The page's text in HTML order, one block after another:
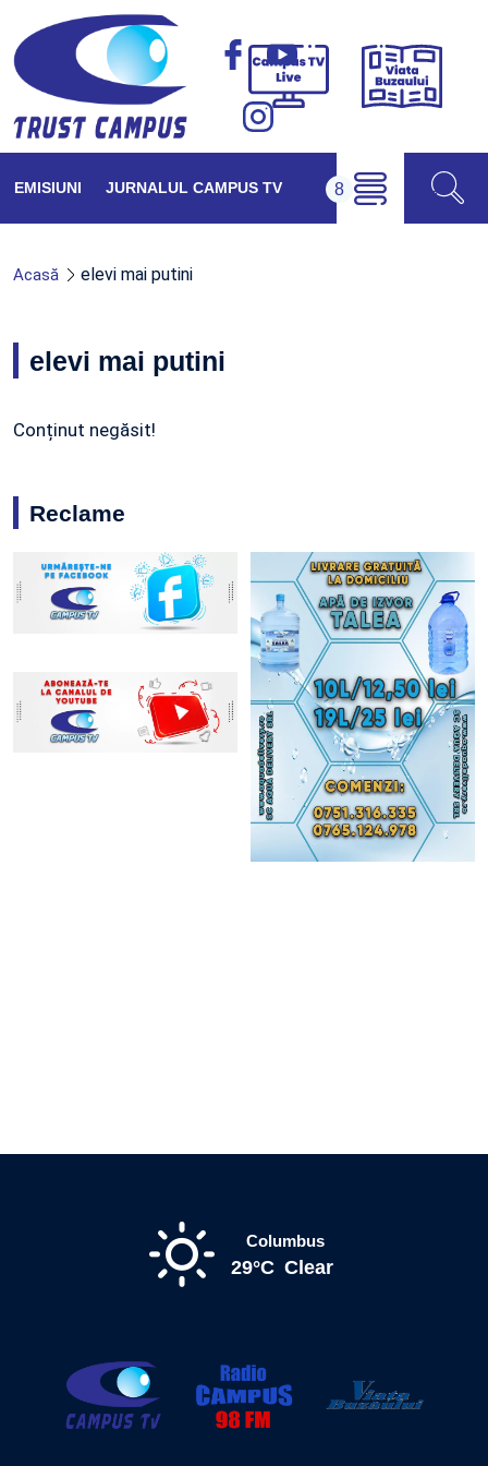
Campus
Viața
EMISIUNI JURNALUL CAMPUS TV
Acasă elevi mai putini
elevi mai putini
Conținut negăsit!
Reclame
Columbus
29°C Clear